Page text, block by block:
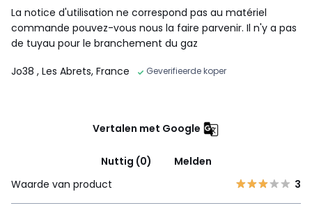
La notice d'utilisation ne correspond pas au matériel
commande pouvez-vous nous la faire parvenir. Il n'y a pas
de tuyau pour le branchement du gaz
Jo38 , Les Abrets, France Geverifieerde koper
Vertalen met Google
Nuttig (0)
Melden
Waarde van product
3